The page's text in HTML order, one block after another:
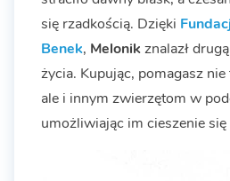
się rzadkością. Dzięki
Benek, Melonikznalazł
życia. Kupując, pomagasz nie
ale i innym zwierzętom w
umożliwiając im cieszenie